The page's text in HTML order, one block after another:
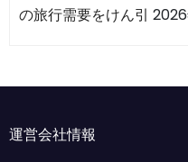
の旅行需要をけん引
運営会社情報